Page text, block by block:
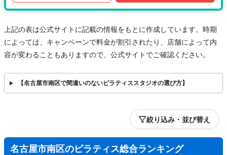
上記の表は公式サイトに記載の情報をもとに作成しています。時期
によっては、キャンペーンで料金が割引されたり、店舗によって内
容が変わることもありますので、公式サイトでご確認ください。
【名古屋市南区で間違いのないピラティススタジオの選び方】
絞り込み・並び替え
名古屋市南区のピラティス総合ランキング